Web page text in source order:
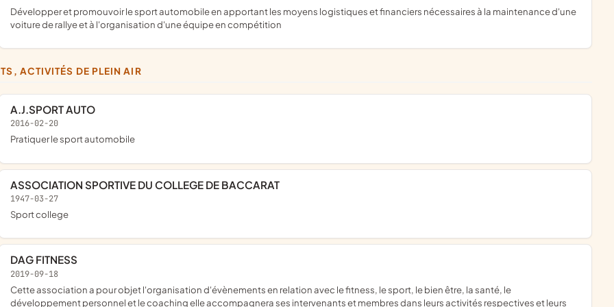
développer et promouvoir le sport automobile en apportant les moyens logistiques et financiers nécessaires à la maintenance d'une
voiture de rallye et à l'organisation d'une équipe en compétition
ACTIVITÉS DE PLEIN AIR
A.J.SPORT AUTO
2016-02-20
pratiquer le sport automobile
ASSOCIATION SPORTIVE DU COLLEGE DE BACCARAT
1947-03-27
sport college
DAG FITNESS
2019-09-18
cette association a pour objet l'organisation d'évènements en relation avec le fitness, le sport, le bien être, la santé, le
développement personnel et le coaching elle accompagnera ses intervenants et membres dans leurs activités respectives et leurs